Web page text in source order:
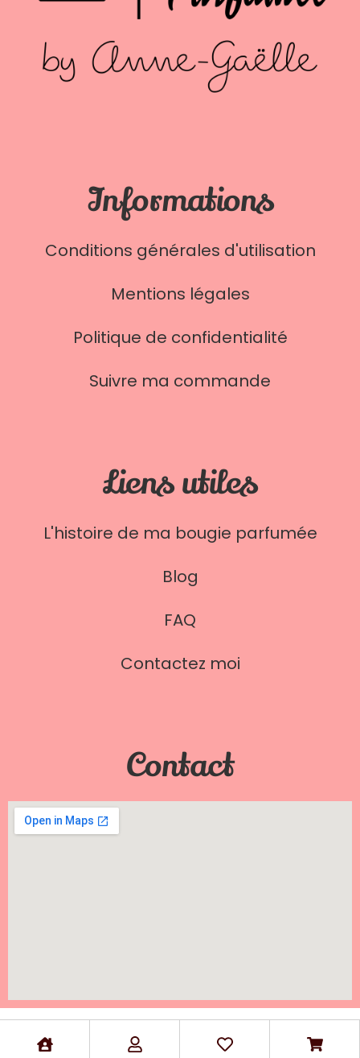
Informations
Conditions générales d'utilisation
Mentions légales
Politique de confidentialité
Suivre ma commande
Liens utiles
L'histoire de ma bougie parfumée
Blog
FAQ
Contactez moi
Contact